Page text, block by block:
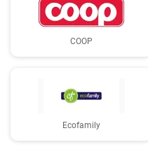
COOP
Ecofamily